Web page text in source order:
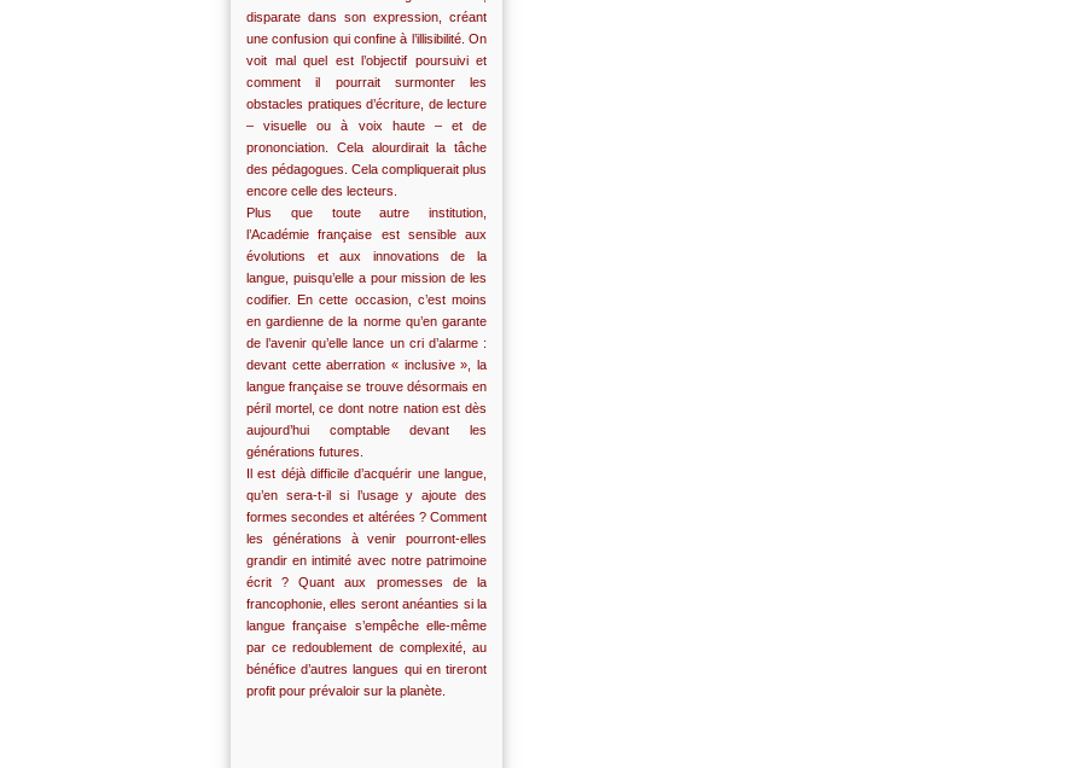
disparate dans son expression, créant
une confusion qui confine à l’illisibilité. On
voit mal quel est l’objectif poursuivi et
comment il pourrait surmonter les
obstacles pratiques d’écriture, de lecture
– visuelle ou à voix haute – et de
prononciation. Cela alourdirait la tâche
des pédagogues. Cela compliquerait plus
encore celle des lecteurs.
Plus que toute autre institution,
l’Académie française est sensible aux
évolutions et aux innovations de la
langue, puisqu’elle a pour mission de les
codifier. En cette occasion, c’est moins
en gardienne de la norme qu’en garante
de l’avenir qu’elle lance un cri d’alarme :
devant cette aberration « inclusive », la
langue française se trouve désormais en
péril mortel, ce dont notre nation est dès
aujourd’hui comptable devant les
générations futures.
Il est déjà difficile d’acquérir une langue,
qu’en sera-t-il si l’usage y ajoute des
formes secondes et altérées ? Comment
les générations à venir pourront-elles
grandir en intimité avec notre patrimoine
écrit ? Quant aux promesses de la
francophonie, elles seront anéanties si la
langue française s’empêche elle-même
par ce redoublement de complexité, au
bénéfice d’autres langues qui en tireront
profit pour prévaloir sur la planète.